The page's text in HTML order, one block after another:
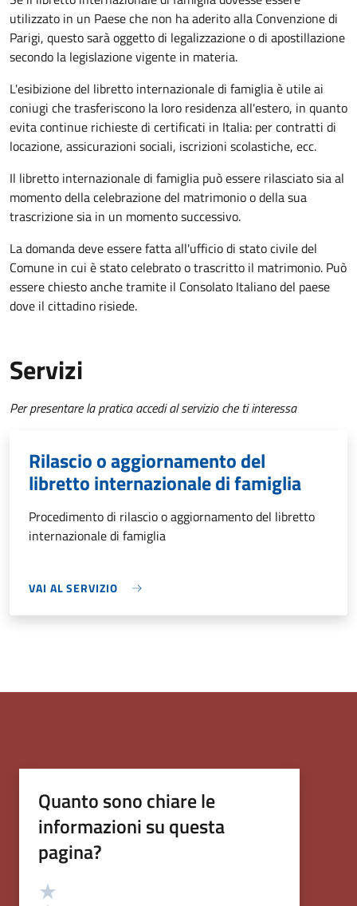
utilizzato in un Paese che non ha aderito alla Convenzione di
Parigi, questo sarà oggetto di legalizzazione o di apostillazione
secondo la legislazione vigente in materia.
L'esibizione del libretto internazionale di famiglia è utile ai
coniugi che trasferiscono la loro residenza all'estero, in quanto
evita continue richieste di certificati in Italia: per contratti di
locazione, assicurazioni sociali, iscrizioni scolastiche, ecc.
Il libretto internazionale di famiglia può essere rilasciato sia al
momento della celebrazione del matrimonio o della sua
trascrizione sia in un momento successivo.
La domanda deve essere fatta all'ufficio di stato civile del
Comune in cui è stato celebrato o trascritto il matrimonio. Può
essere chiesto anche tramite il Consolato Italiano del paese
dove il cittadino risiede.
Servizi
Per presentare la pratica accedi al servizio che ti interessa
Rilascio o aggiornamento del
libretto internazionale di famiglia
Procedimento di rilascio o aggiornamento del libretto
internazionale di famiglia
VAI AL SERVIZIO
Quanto sono chiare le
informazioni su questa
pagina?
Valutazione